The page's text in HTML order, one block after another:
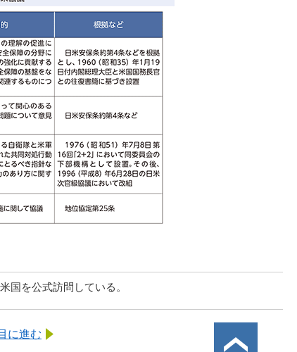
国を公式訪問している。
に進む